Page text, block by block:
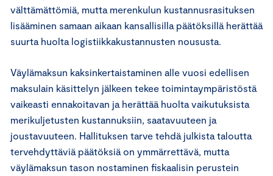
välttämättömiä, mutta merenkulun kustannusrasituksen
lisääminen samaan aikaan kansallisilla päätöksillä herättää
suurta huolta logistiikkakustannusten noususta.
Väylämaksun kaksinkertaistaminen alle vuosi edellisen
maksulain käsittelyn jälkeen tekee toimintaympäristöstä
vaikeasti ennakoitavan ja herättää huolta vaikutuksista
merikuljetusten kustannuksiin, saatavuuteen ja
joustavuuteen. Hallituksen tarve tehdä julkista taloutta
tervehdyttäviä päätöksiä on ymmärrettävä, mutta
väylämaksun tason nostaminen fiskaalisin perustein